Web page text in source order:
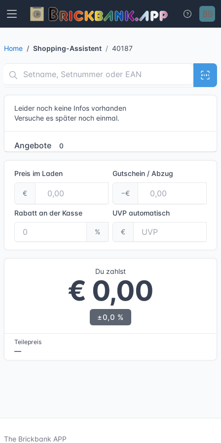
Home Shopping-Assistent 40187
Leider noch keine Infos vorhanden
Versuche es später noch einmal.
Angebote 0
Preis im Laden
€
Gutschein / Abzug
−€
Rabatt an der Kasse
%
UVP automatisch
€
Du zahlst
€ 0,00
±0,0 %
Teilepreis
—
The Brickbank APP